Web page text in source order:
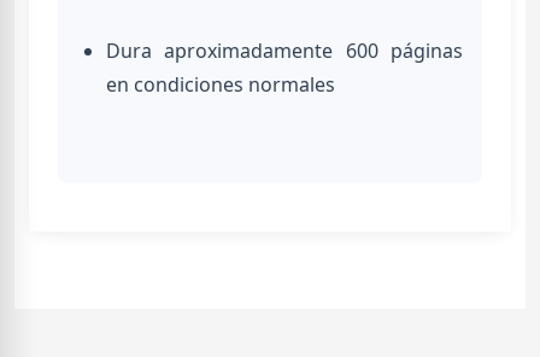
Dura aproximadamente 600 páginas
en condiciones normales